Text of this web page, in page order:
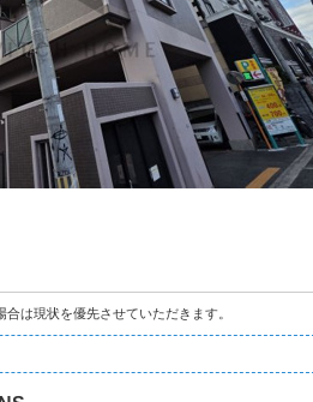
は現状を優先させていただきます。